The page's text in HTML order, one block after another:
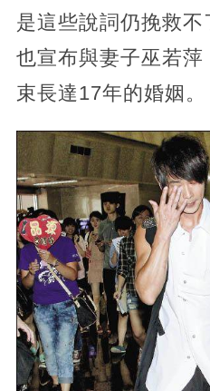
是這些說詞仍挽救
也宣布與妻子巫若
束長達17年的婚姻。